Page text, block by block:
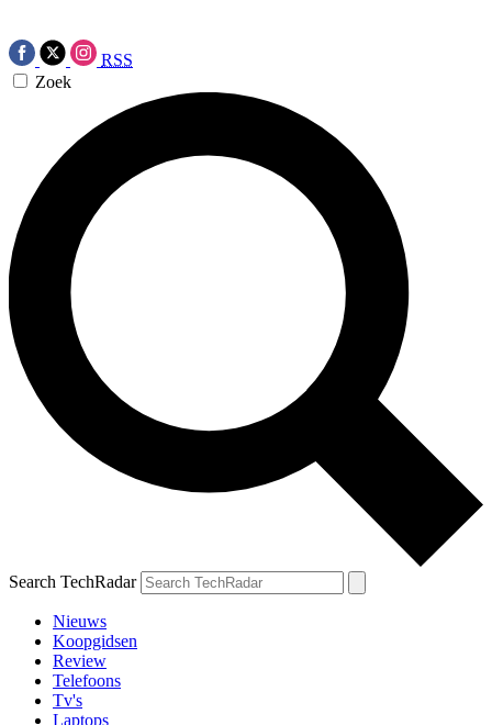
RSS
Zoek
Search TechRadar
Nieuws
Koopgidsen
Review
Telefoons
Tv's
Laptops